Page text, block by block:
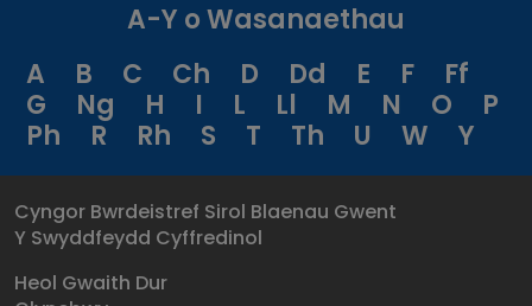
A-Y o Wasanaethau
A
B C Ch D Dd E F
Ff
G
Ng H I L Ll M N O
P
Ph
R Rh S T Th U W Y
Cyngor Bwrdeistref Sirol Blaenau Gwent
Y Swyddfeydd Cyffredinol
Heol Gwaith Dur